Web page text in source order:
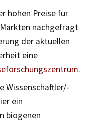
hohen Preise für
nachgefragt
der aktuellen
eine
.
Wissenschaftler/-
ein
biogenen